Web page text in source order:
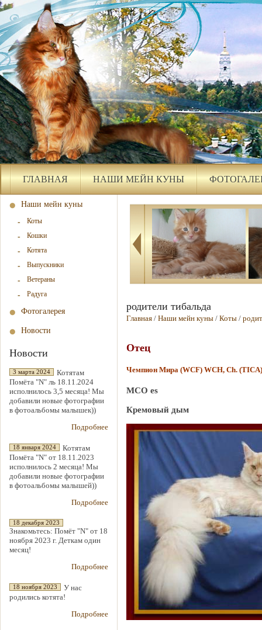
ГЛАВНАЯ НАШИ МЕЙН КУНЫ
Наши мейн куны
Коты
Кошки
Котята
Выпускники
Ветераны
Радуга
Фотогалерея
Новости
Новости
3 марта 2024
Котятам
Помёта "N" ль 18.11.2024
исполнилось 3,5 месяца! Мы
добавили новые фотографии
в фотоальбомы малышек))
Подробнее
18 января 2024
Котятам
Помёта "N" от 18.11.2023
исполнилось 2 месяца! Мы
добавили новые фотографии
в фотоальбомы малышей))
Подробнее
18 декабря 2023
Знакомьтесь: Помёт "N" от 18
ноября 2023 г. Деткам один
месяц!
Подробнее
18 ноября 2023
У нас
родились котята!
Подробнее
родители тибальда
Главная / Наши мейн куны / Коты /
Отец
Чемпион Мира (WCF) WCH, Сh. (TICA)
MCO es
Кремовый дым